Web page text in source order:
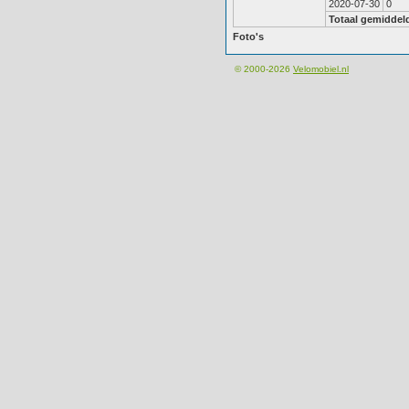
2020-07-30 0
Totaal
Foto's
© 2000-2026 Velomobiel.nl